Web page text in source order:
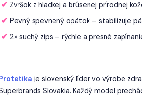
✔ Zvršok z hladkej a brúsenej prírodnej
✔ Pevný spevnený opätok – stabilizuje
✔ 2× suchý zips – rýchle a presné
Protetika je slovenský líder vo výrobe
Slovakia. Každý model